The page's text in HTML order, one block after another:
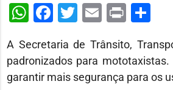
WhatsApp
Facebook
Twitter
Email
Print
A Secretaria de Trânsito,
padronizados para
garantir mais segurança para os